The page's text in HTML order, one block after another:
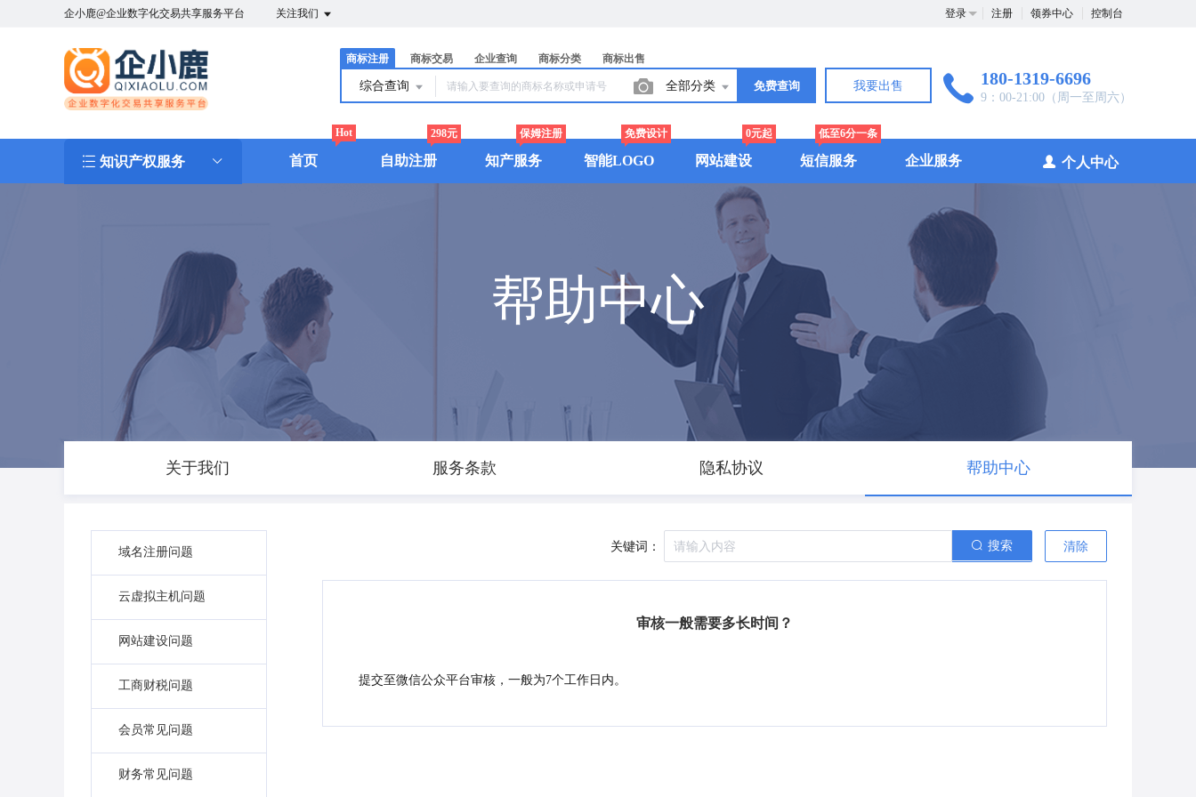
企小鹿@企业数字化交易共享服务平台 关注我们 登录 注册 领券中心 控制台
商标注册 商标交易 企业查询 商标分类 商标出售
综合查询 全部分类 免费查询 我要出售 180-1319-6696
9：00-21:00（周一至周六）
知识产权服务 首页
Hot
自助注册
298元
知产服务
保姆注册
智能LOGO
免费设计
网站建设
0元起
短信服务
低至6分一条
企业服务 个人中心
帮助中心
关于我们 服务条款 隐私协议 帮助中心
域名注册问题
云虚拟主机问题
网站建设问题
工商财税问题
会员常见问题
财务常见问题
关键词： 搜索 清除
审核一般需要多长时间？
提交至微信公众平台审核，一般为7个工作日内。